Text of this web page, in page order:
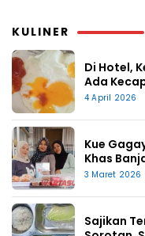
KULINER
Di Hotel,
Ada
4 April 2026
Kue
Khas
3 Maret 2026
Sajikan